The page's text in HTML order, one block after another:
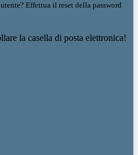
Effettua il reset della password
la casella di posta elettronica!